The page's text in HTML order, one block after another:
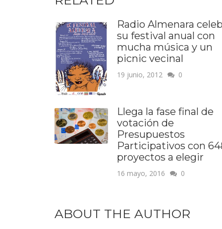
Radio Almenara
su festival anual con
mucha música y un
picnic vecinal
19 junio, 2012 0
Llega la fase final de
votación de
Presupuestos
Participativos con
proyectos a elegir
16 mayo, 2016 0
ABOUT THE AUTHOR